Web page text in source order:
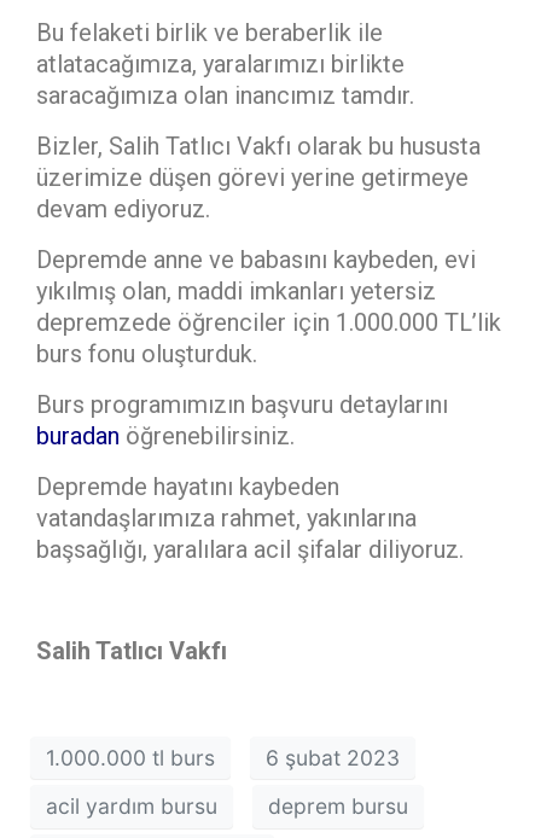
Bu felaketi birlik ve beraberlik ile
atlatacağımıza, yaralarımızı birlikte
saracağımıza olan inancımız tamdır.
Bizler, Salih Tatlıcı Vakfı olarak bu hususta
üzerimize düşen görevi yerine getirmeye
devam ediyoruz.
Depremde anne ve babasını kaybeden, evi
yıkılmış olan, maddi imkanları yetersiz
depremzede öğrenciler için 1.000.000 TL’lik
burs fonu oluşturduk.
Burs programımızın başvuru detaylarını
buradan öğrenebilirsiniz.
Depremde hayatını kaybeden
vatandaşlarımıza rahmet, yakınlarına
başsağlığı, yaralılara acil şifalar diliyoruz.
Salih Tatlıcı Vakfı
1.000.000 tl burs
6 şubat 2023
acil yardım bursu
deprem bursu